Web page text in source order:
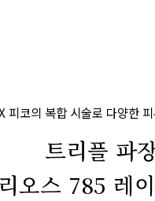
피코의 복합 시술로 다양한
트리플 파
오스 785 레